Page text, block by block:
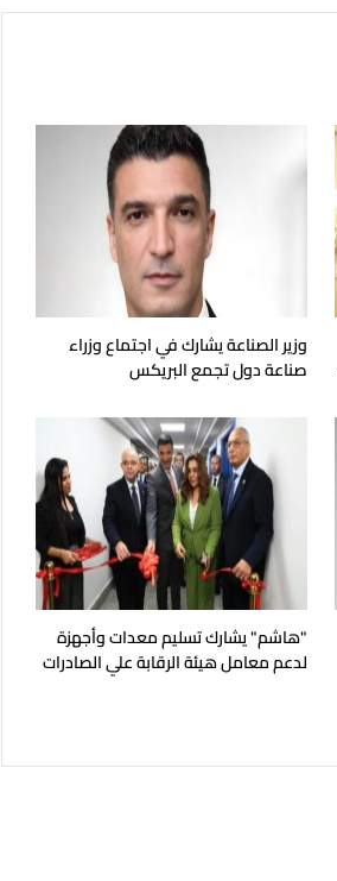
وزير الصناعة يشارك في اجتماع وزراء
صناعة دول تجمع البريكس
"هاشم" يشارك تسليم معدات وأجهزة
لدعم معامل هيئة الرقابة علي الصادرات